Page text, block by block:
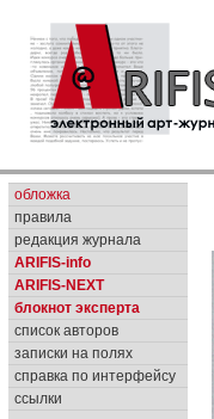
обложка
правила
редакция журнала
ARIFIS-info
ARIFIS-NEXT
блокнот эксперта
список авторов
записки на полях
справка по интерфейсу
ссылки